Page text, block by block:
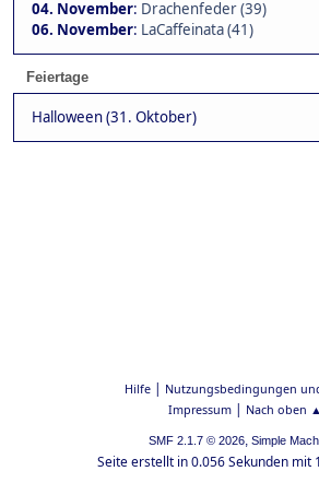
04. November: Drachenfeder (39)
06. November: LaCaffeinata (41)
Feiertage
Halloween (31. Oktober)
Hilfe| Nutzungsbedingungen
Impressum| Nach oben ▲
SMF 2.1.7 © 2026, Simple
Seite erstellt in 0.056 Sekunden mit